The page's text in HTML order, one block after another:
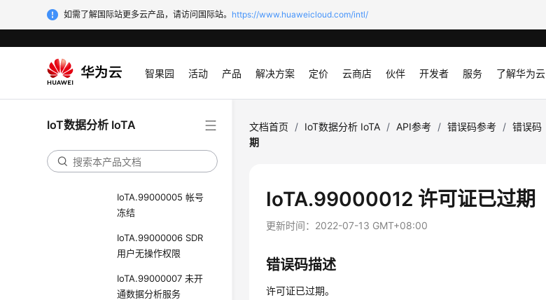
如需了解国际站更多云产品，请访问国际站。 https://www.huaweicloud.com/intl/
智果园 活动 产品 解决方案 定价 云商店 伙伴 开发者 服务 了解华为云
IoT数据分析 IoTA
公共错误码
用户无操作权限
IoTA.99000002 子用
权
IoTA.99000004 帐号
受限
IoTA.99000005 帐号
冻结
IoTA.99000006 SDR
用户无操作权限
IoTA.99000007 未开
通数据分析服务
文档首页 / IoT数据分析 IoTA / API参考 / 错误码参考 / 错误码
期
IoTA.99000012 许可证已过期
更新时间： 2022-07-13 GMT+08:00
错误码描述
许可证已过期。